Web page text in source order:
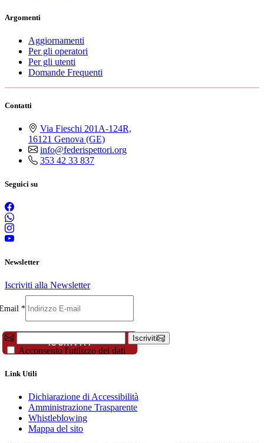
Argomenti
Aggiornamenti
Per gli operatori
Per gli utenti
Domande Frequenti
Contatti
Via Fieschi 201A-124R,
16121 Genova (GE)
info@federispettori.org
353 42 33 837
Seguici su
Newsletter
Iscriviti alla Newsletter
*
ISCRIVITI
Iscriviti
Acconsento l'utilizzo dei dati
Link Utili
Dichiarazione di Accessibilità
Amministrazione Trasparente
Whistleblowing
Mappa del sito